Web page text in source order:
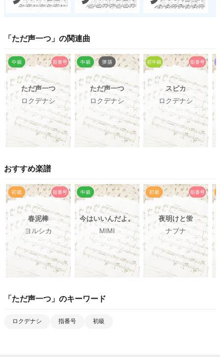
「 ただ声一つ 」の関連曲
ただ声一つ
ロクデナシ
ただ声一つ
ロクデナシ
スピカ
ロクデナシ
おすすめ楽譜
春泥棒
ヨルシカ
今はいいんだよ。
MIMI
夜明けと蛍
ナブナ
「 ただ声一つ 」のキーワード
ロクデナシ 指番号 初級